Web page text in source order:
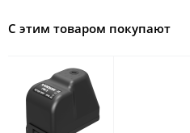
С этим товаром покупают